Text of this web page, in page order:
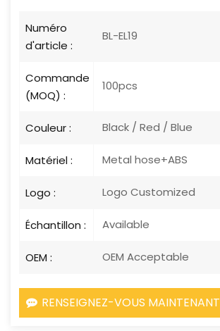
Numéro
d'article :
BL-EL19
Commande
(MOQ) :
100pcs
Couleur : Black / Red / Blue
Matériel : Metal hose+ABS
Logo : Logo Customized
Échantillon : Available
OEM : OEM Acceptable
RENSEIGNEZ-VOUS MAINTENANT